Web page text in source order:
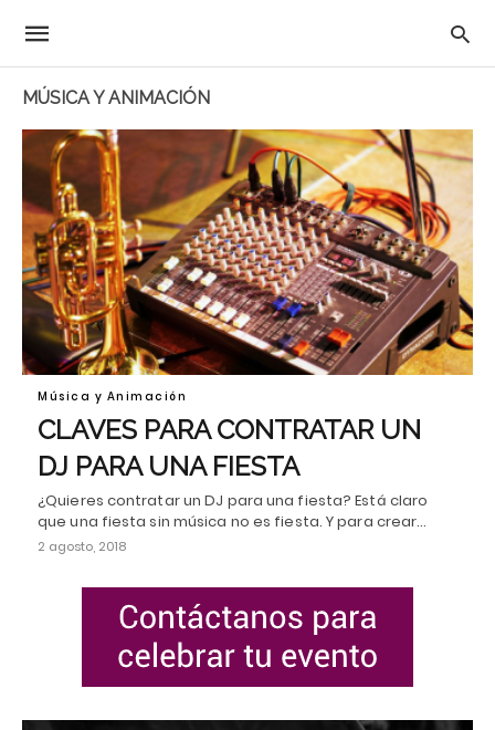
MÚSICA Y ANIMACIÓN
Música y Animación
CLAVES PARA CONTRATAR UN
DJ PARA UNA FIESTA
¿Quieres contratar un DJ para una fiesta? Está claro
que una fiesta sin música no es fiesta. Y para crear…
2 agosto, 2018